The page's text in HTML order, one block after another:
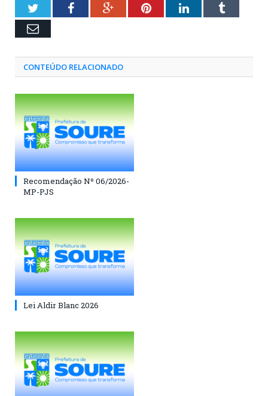
TwitterFacebookGoogle+PinterestLinkedInTumblr
Email
CONTEÚDO RELACIONADO
Recomendação Nº 06/2026-
MP-PJS
Lei Aldir Blanc 2026